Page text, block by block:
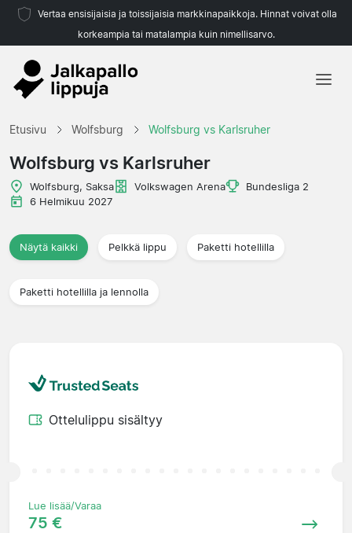
Vertaa ensisijaisia ja toissijaisia markkinapaikkoja. Hinnat voivat olla
korkeampia tai matalampia kuin nimellisarvo.
Etusivu Wolfsburg Wolfsburg vs Karlsruher
Wolfsburg vs Karlsruher
Wolfsburg, Saksa Volkswagen Arena
Bundesliga 2
6 Helmikuu 2027
Näytä kaikki Pelkkä lippu Paketti hotellilla
Paketti hotellilla ja lennolla
Ottelulippu sisältyy
Lue lisää/Varaa
75 €